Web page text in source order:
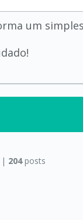
um
| 204posts